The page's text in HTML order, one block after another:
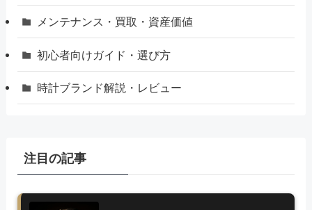
メンテナンス・買取・資産価値
初心者向けガイド・選び方
時計ブランド解説・レビュー
注目の記事